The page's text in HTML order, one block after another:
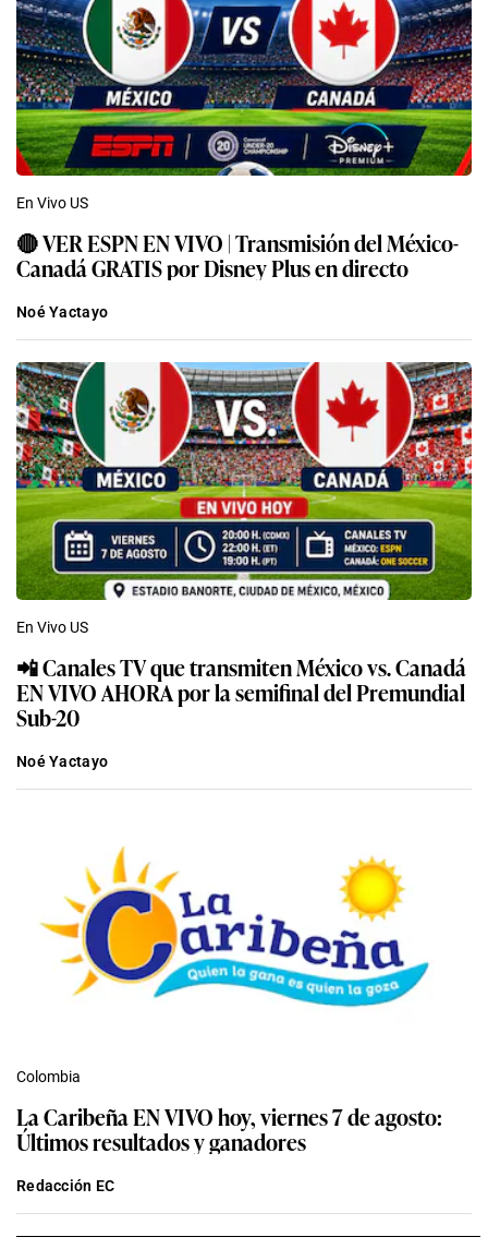
En Vivo US
🔴 VER ESPN EN VIVO | Transmisión del México-
Canadá GRATIS por Disney Plus en directo
Noé Yactayo
En Vivo US
📲 Canales TV que transmiten México vs. Canadá
EN VIVO AHORA por la semifinal del Premundial
Sub-20
Noé Yactayo
Colombia
La Caribeña EN VIVO hoy, viernes 7 de agosto:
Últimos resultados y ganadores
Redacción EC